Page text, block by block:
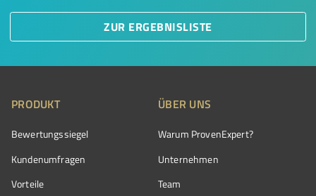
ZUR ERGEBNISLISTE
PRODUKT
Bewertungssiegel
Kundenumfragen
Vorteile
ÜBER UNS
Warum ProvenExpert?
Unternehmen
Team